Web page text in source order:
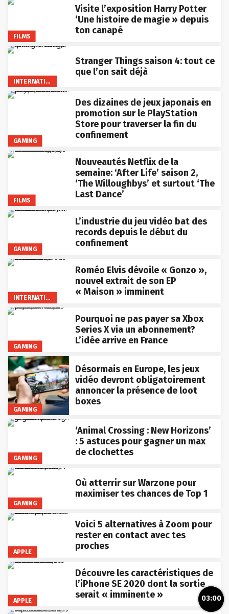
FILMS
Visite l’exposition Harry Potter
‘Une histoire de magie » depuis
ton canapé
Stranger Things saison 4: tout ce
que l’on sait déjà
GAMING
Des dizaines de jeux japonais en
promotion sur le PlayStation
Store pour traverser la fin du
confinement
FILMS
Nouveautés Netflix de la
semaine: ‘After Life’ saison 2,
‘The Willoughbys’ et surtout ‘The
Last Dance’
GAMING
L’industrie du jeu vidéo bat des
records depuis le début du
confinement
Roméo Elvis dévoile « Gonzo »,
nouvel extrait de son EP
« Maison » imminent
GAMING
Pourquoi ne pas payer sa Xbox
Series X via un abonnement?
L’idée arrive en France
GAMING
Désormais en Europe, les jeux
vidéo devront obligatoirement
annoncer la présence de loot
boxes
GAMING
‘Animal Crossing : New Horizons’
: 5 astuces pour gagner un max
de clochettes
GAMING
Où atterrir sur Warzone pour
maximiser tes chances de Top 1
APPLE
Voici 5 alternatives à Zoom pour
rester en contact avec tes
proches
APPLE
Découvre les caractéristiques de
l’iPhone SE 2020 dont la sortie
serait « imminente »
03:00